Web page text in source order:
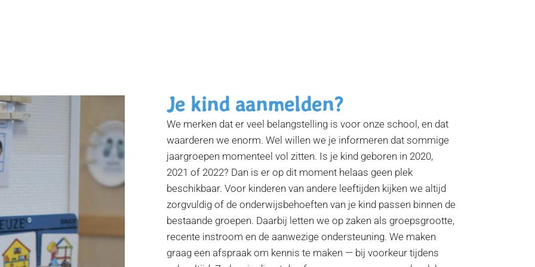
Je kind aanmelden?
We merken dat er veel belangstelling is voor onze school, en dat
waarderen we enorm. Wel willen we je informeren dat sommige
jaargroepen momenteel vol zitten. Is je kind geboren in 2020,
2021 of 2022? Dan is er op dit moment helaas geen plek
beschikbaar. Voor kinderen van andere leeftijden kijken we altijd
zorgvuldig of de onderwijsbehoeften van je kind passen binnen de
bestaande groepen. Daarbij letten we op zaken als groepsgrootte,
recente instroom en de aanwezige ondersteuning. We maken
graag een afspraak om kennis te maken — bij voorkeur tijdens